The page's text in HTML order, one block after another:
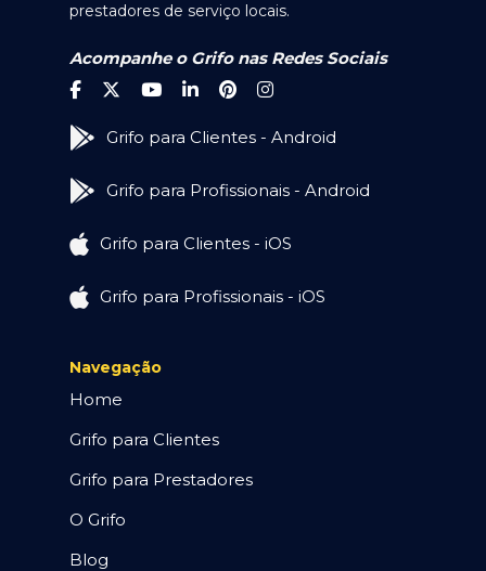
prestadores de serviço locais.
Acompanhe o Grifo nas Redes Sociais
Grifo para Clientes - Android
Grifo para Profissionais - Android
Grifo para Clientes - iOS
Grifo para Profissionais - iOS
Navegação
Home
Grifo para Clientes
Grifo para Prestadores
O Grifo
Blog